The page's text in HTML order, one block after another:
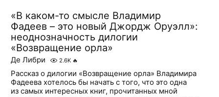
«В каком-то смысле Владимир
Фадеев – это новый Джордж Оруэлл»:
неоднозначность дилогии
«Возвращение орла»
Де Либри 2.6K 🔥
Рассказ о дилогии «Возвращение орла» Владимира
Фадеева хотелось бы начать с того, что это одна
из самых интересных книг, прочитанных мной